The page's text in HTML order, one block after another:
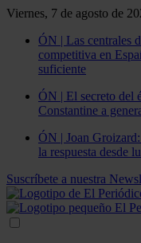
Viernes, 7 de agosto de
ÓN | Las centrales
competitiva en
suficiente
ÓN | El secreto del
Constantine a
ÓN | Joan
la respuesta desde
Suscríbete a nuestra